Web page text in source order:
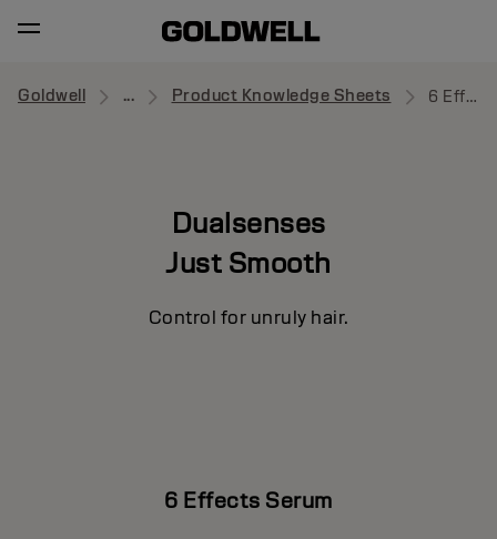
Goldwell ... Product Knowledge Sheets 6 Effects Serum
Dualsenses
Just Smooth
Control for unruly hair.
6 Effects Serum